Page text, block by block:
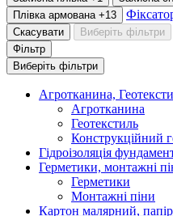
Плівка армована +13
Скасувати
Виберіть фільтри
Фільтр
Виберіть фільтри
Агротканина,
Агротканина
Геотекстиль
Конструкційний
Гідроізоляція
Герметики, монтажні
Герметики
Монтажні піни
Картон малярний,